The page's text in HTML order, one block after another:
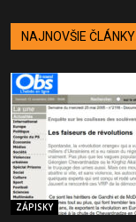
NAJNOVŠIE ČLÁNKY
ZÁPISKY